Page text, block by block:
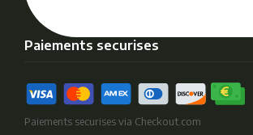
Paiements securises
Paiements securises via Checkout.com